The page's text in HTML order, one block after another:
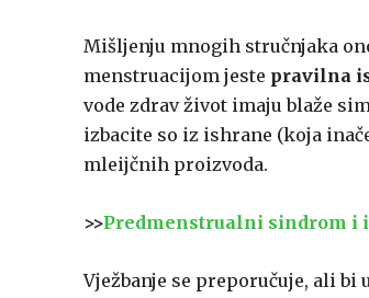
Mišljenju mnogih stručnjaka
menstruacijom jeste pravilna
vode zdrav život imaju blaže
izbacite so iz ishrane (koja
mleijčnih proizvoda.
>>Predmenstrualni sindrom i
Vježbanje se preporučuje, ali